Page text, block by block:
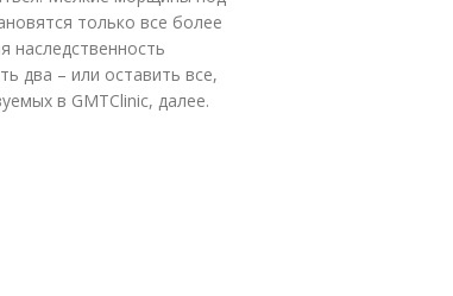
только все более
наследственность
два – или оставить все,
в GMTClinic, далее.